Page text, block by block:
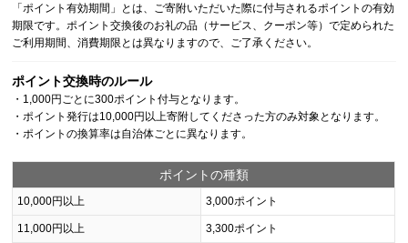
「ポイント有効期間」とは、ご寄附いただいた際に付与されるポイントの有効
期限です。ポイント交換後のお礼の品（サービス、クーポン等）で定められた
ご利用期間、消費期限とは異なりますので、ご了承ください。
ポイント交換時のルール
・1,000円ごとに300ポイント付与となります。
・ポイント発行は10,000円以上寄附してくださった方のみ対象となります。
・ポイントの換算率は自治体ごとに異なります。
ポイントの種類
10,000円以上 3,000ポイント
11,000円以上 3,300ポイント